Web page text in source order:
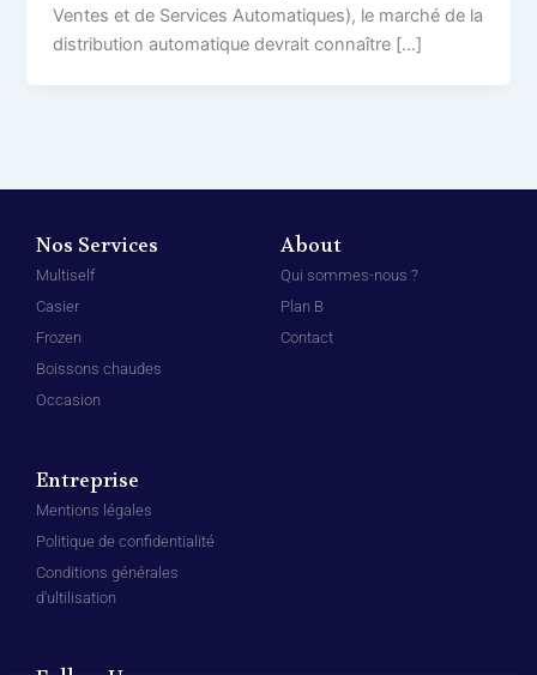
Ventes et de Services Automatiques), le marché de la
distribution automatique devrait connaître […]
Nos Services
Multiself
Casier
Frozen
Boissons chaudes
Occasion
About
Qui sommes-nous ?
Plan B
Contact
Entreprise
Mentions légales
Politique de confidentialité
Conditions générales
d'ultilisation